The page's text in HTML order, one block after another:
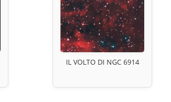
IL VOLTO DI NGC 6914